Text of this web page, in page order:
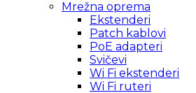
Mrežna oprema
Ekstenderi
Patch kablovi
PoE adapteri
Svičevi
Wi Fi ekstenderi
Wi Fi ruteri